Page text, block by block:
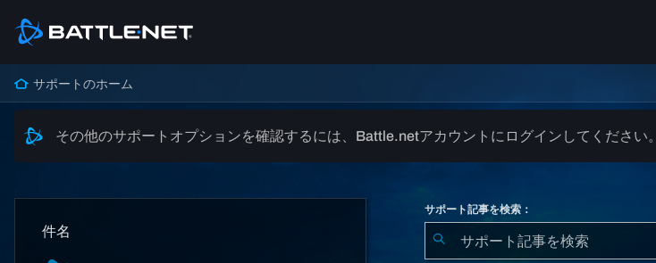
サポートのホーム
その他のサポートオプションを確認するには、Battle.netアカウントにログインしてください。
件名
サポート記事を検索：